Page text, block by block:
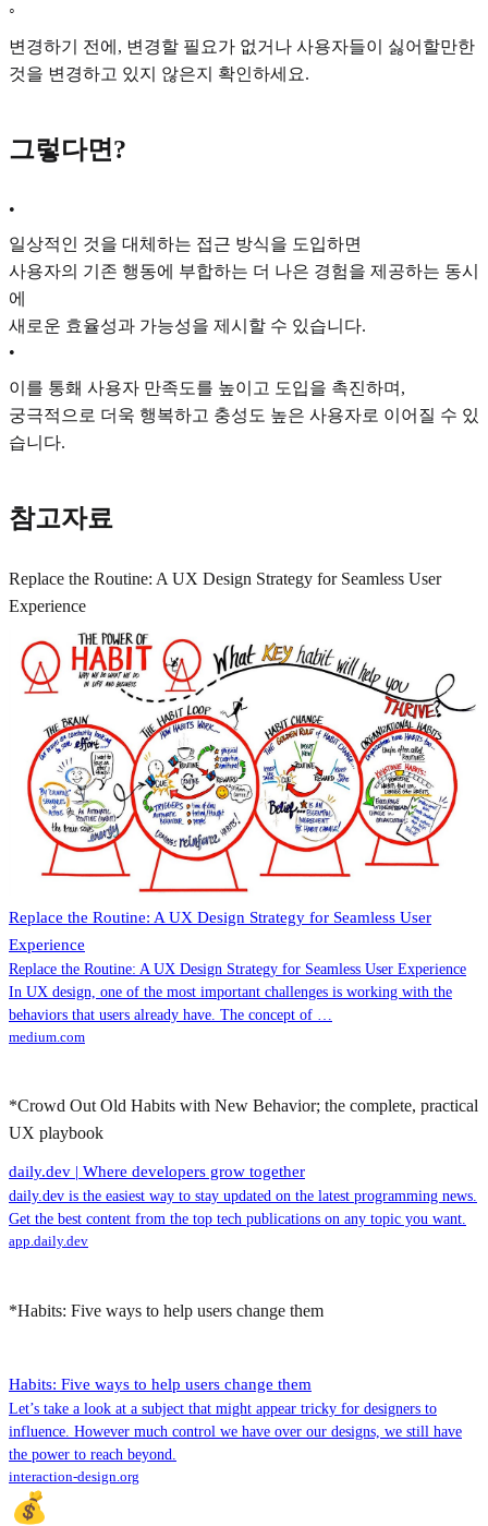
◦
변경하기 전에, 변경할 필요가 없거나 사용자들이 싫어할만한
것을 변경하고 있지 않은지 확인하세요.
그렇다면?
•
일상적인 것을 대체하는 접근 방식을 도입하면
사용자의 기존 행동에 부합하는 더 나은 경험을 제공하는 동시
에
새로운 효율성과 가능성을 제시할 수 있습니다.
•
이를 통홰 사용자 만족도를 높이고 도입을 촉진하며,
궁극적으로 더욱 행복하고 충성도 높은 사용자로 이어질 수 있
습니다.
참고자료
Replace the Routine: A UX Design Strategy for Seamless User
Experience
Replace the Routine: A UX Design Strategy for Seamless User
Experience
Replace the Routine: A UX Design Strategy for Seamless User Experience
In UX design, one of the most important challenges is working with the
behaviors that users already have. The concept of …
medium.com
*Crowd Out Old Habits with New Behavior; the complete, practical
UX playbook
daily.dev | Where developers grow together
daily.dev is the easiest way to stay updated on the latest programming news.
Get the best content from the top tech publications on any topic you want.
app.daily.dev
*Habits: Five ways to help users change them
Habits: Five ways to help users change them
Let’s take a look at a subject that might appear tricky for designers to
influence. However much control we have over our designs, we still have
the power to reach beyond.
interaction-design.org